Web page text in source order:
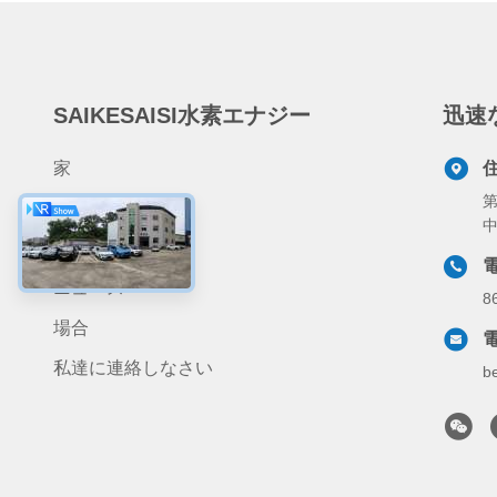
SAIKESAISI水素エナジー
家
製品
私達について
ニュース
場合
私達に連絡しなさい
迅速